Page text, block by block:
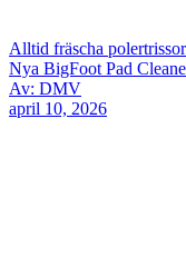
Alltid fräscha polertrissor
Nya BigFoot Pad
Av: DMV
april 10, 2026